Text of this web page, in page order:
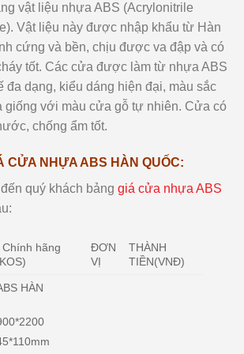
vật liệu nhựa ABS (Acrylonitrile
Vật liệu này được nhập khẩu từ Hàn
cứng và bền, chịu được va đập và có
tốt. Các cửa được làm từ nhựa ABS
đa dạng, kiểu dáng hiện đại, màu sắc
giống với màu cửa gỗ tự nhiên. Cửa có
chống ẩm tốt.
CỬA NHỰA ABS HÀN QUỐC:
quý khách bảng giá cửa nhựa ABS
Chính hãng
ĐƠN
VỊ
THÀNH
TIỀN(VNĐ)
HÀN